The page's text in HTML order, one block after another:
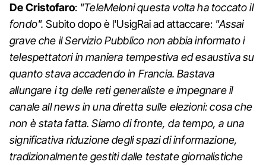
De Cristofaro: "TeleMeloni questa volta ha toccato il
fondo".Subito dopo è l'UsigRai ad attaccare: "Assai
grave che il Servizio Pubblico non abbia informato i
telespettatori in maniera tempestiva ed esaustiva su
quanto stava accadendo in Francia. Bastava
allungare i tg delle reti generaliste e impegnare il
canale all news in una diretta sulle elezioni: cosa che
non è stata fatta. Siamo di fronte, da tempo, a una
significativa riduzione degli spazi di informazione,
tradizionalmente gestiti dalle testate giornalistiche